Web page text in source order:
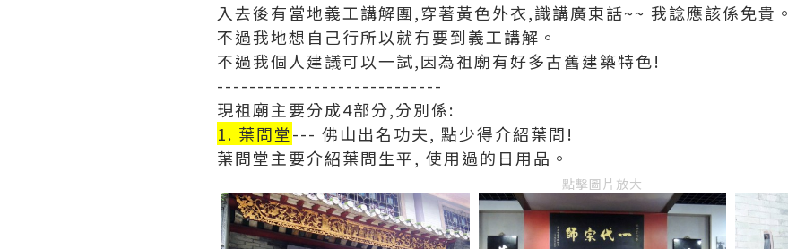
入去後有當地義工講解團,穿著黃色外衣,識講廣東話~~ 我諗應該係免貴。
不過我地想自己行所以就冇要到義工講解。
不過我個人建議可以一試,因為祖廟有好多古舊建築特色!
----------------------------
現祖廟主要分成4部分,分別係:
1. 葉問堂--- 佛山出名功夫, 點少得介紹葉問!
葉問堂主要介紹葉問生平, 使用過的日用品。
點擊圖片放大